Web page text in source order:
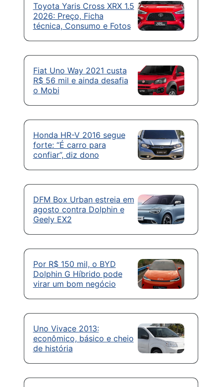
Toyota Yaris Cross XRX 1.5
2026: Preço, Ficha
técnica, Consumo e Fotos
Fiat Uno Way 2021 custa
R$ 56 mil e ainda desafia
o Mobi
Honda HR-V 2016 segue
forte: “É carro para
confiar”, diz dono
DFM Box Urban estreia em
agosto contra Dolphin e
Geely EX2
Por R$ 150 mil, o BYD
Dolphin G Híbrido pode
virar um bom negócio
Uno Vivace 2013:
econômico, básico e cheio
de história